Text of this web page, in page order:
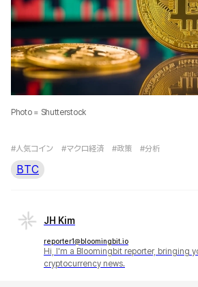
Photo = Shutterstock
#人気コイン #マクロ経済 #政策 #分析
BTC
JH Kim
reporter1@bloomingbit.io
Hi, I'm a Bloomingbit reporter, bringing
cryptocurrency news.